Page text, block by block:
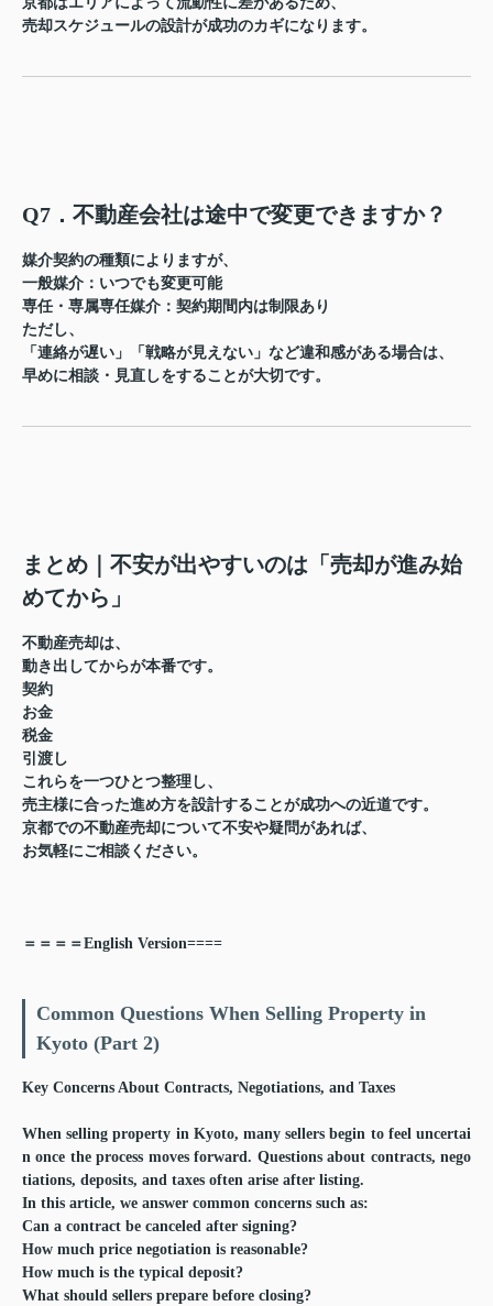
売却スケジュールの設計が成功のカギになります。
Q7．不動産会社は途中で変更できますか？
媒介契約の種類によりますが、
一般媒介 ：いつでも変更可能
専任・専属専任媒介 ：契約期間内は制限あり
ただし、
「連絡が遅い」「戦略が見えない」など違和感がある場合は、
早めに相談・見直しをすることが大切です。
まとめ｜不安が出やすいのは「売却が進み始
めてから」
不動産売却は、
動き出してからが本番です。
契約
お金
税金
引渡し
これらを一つひとつ整理し、
売主様に合った進め方を設計することが成功への近道です。
京都での不動産売却について不安や疑問があれば、
お気軽にご相談ください。
＝＝＝＝English Version====
Common Questions When Selling Property in
Kyoto (Part 2)
Key Concerns About Contracts, Negotiations, and Taxes
When selling property in Kyoto, many sellers begin to feel uncertai
n once the process moves forward. Questions about contracts, nego
tiations, deposits, and taxes often arise after listing.
In this article, we answer common concerns such as:
Can a contract be canceled after signing?
How much price negotiation is reasonable?
How much is the typical deposit?
What should sellers prepare before closing?